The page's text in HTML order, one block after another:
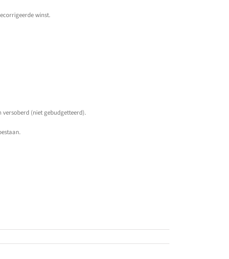
winst.
(niet gebudgetteerd).